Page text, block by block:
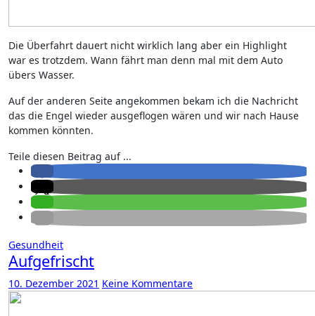
Die Überfahrt dauert nicht wirklich lang aber ein Highlight
war es trotzdem. Wann fährt man denn mal mit dem Auto
übers Wasser.
Auf der anderen Seite angekommen bekam ich die Nachricht
das die Engel wieder ausgeflogen wären und wir nach Hause
kommen könnten.
Teile diesen Beitrag auf ...
Gesundheit
Aufgefrischt
10. Dezember 2021 Keine Kommentare